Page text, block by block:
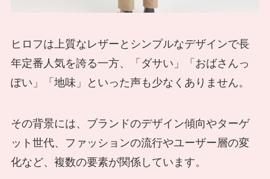
ヒロフは上質なレザーとシンプルなデザインで長
年定番人気を誇る一方、「ダサい」「おばさんっ
ぽい」「地味」といった声も少なくありません。
その背景には、ブランドのデザイン傾向やターゲ
ット世代、ファッションの流行やユーザー層の変
化など、複数の要素が関係しています。